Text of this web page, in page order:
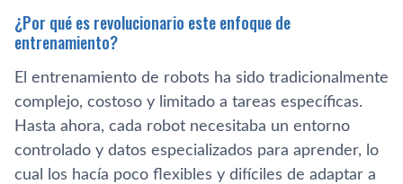
¿Por qué es revolucionario este enfoque de
entrenamiento?
El entrenamiento de robots ha sido tradicionalmente
complejo, costoso y limitado a tareas específicas.
Hasta ahora, cada robot necesitaba un entorno
controlado y datos especializados para aprender, lo
cual los hacía poco flexibles y difíciles de adaptar a